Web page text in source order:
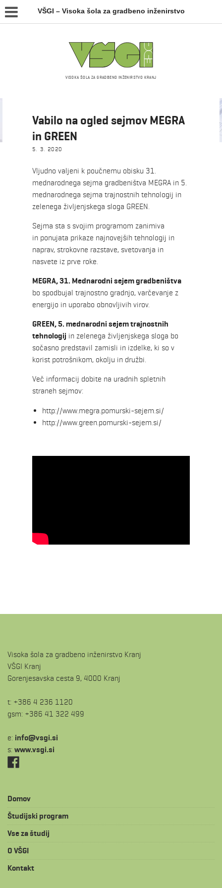
VŠGI – Visoka šola za gradbeno inženirstvo
VISOKA ŠOLA ZA GRADBENO INŽENIRSTVO KRANJ
NoviceVabilo na ogled sejmov MEGRA
in GREEN
5. 3. 2020
Vljudno valjeni k poučnemu obisku 31.
mednarodnega sejma gradbeništva MEGRA in 5.
mednarodnega sejma trajnostnih tehnologij in
zelenega življenjskega sloga GREEN.
Sejma sta s svojim programom zanimiva
in ponujata prikaze najnovejših tehnologij in
naprav, strokovne razstave, svetovanja in
nasvete iz prve roke.
MEGRA, 31. Mednarodni sejem gradbeništva
bo spodbujal trajnostno gradnjo, varčevanje z
energijo in uporabo obnovljivih virov.
GREEN, 5. mednarodni sejem trajnostnih
tehnologij in zelenega življenjskega sloga bo
sočasno predstavil zamisli in izdelke, ki so v
korist potrošnikom, okolju in družbi.
Več informacij dobite na uradnih spletnih
straneh sejmov:
http://www.megra.pomurski-sejem.si/
http://www.green.pomurski-sejem.si/
Visoka šola za gradbeno inženirstvo Kranj
VŠGI Kranj
Gorenjesavska cesta 9, 4000 Kranj
t: +386 4 236 1120
gsm: +386 41 322 499
e: is.igsv@ofni
s: www.vsgi.si
Domov
Študijski program
Vse za študij
O VŠGI
Kontakt